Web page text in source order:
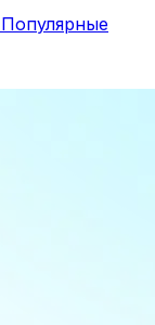
Популярные